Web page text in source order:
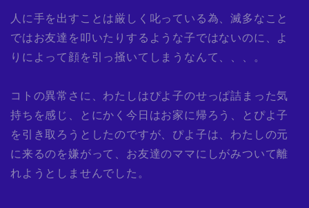
人に手を出すことは厳しく叱っている為、滅多なこと
ではお友達を叩いたりするような子ではないのに、よ
りによって顔を引っ掻いてしまうなんて、、、。
コトの異常さに、わたしはぴよ子のせっぱ詰まった気
持ちを感じ、とにかく今日はお家に帰ろう、とぴよ子
を引き取ろうとしたのですが、ぴよ子は、わたしの元
に来るのを嫌がって、お友達のママにしがみついて離
れようとしませんでした。